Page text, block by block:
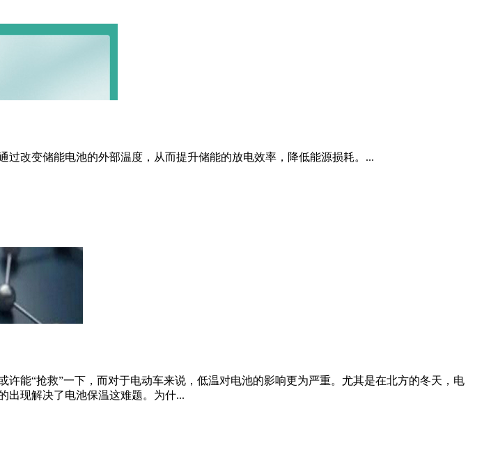
改变储能电池的外部温度，从而提升储能的放电效率，降低能源损耗。...
能“抢救”一下，而对于电动车来说，低温对电池的影响更为严重。尤其是在北方的冬天，电
出现解决了电池保温这难题。为什...